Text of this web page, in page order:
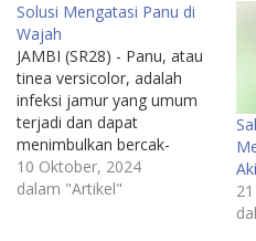
Solusi Mengatasi Panu di
Wajah
JAMBI (SR28) - Panu, atau
tinea versicolor, adalah
infeksi jamur yang umum
terjadi dan dapat
menimbulkan bercak-
bercak putih atau coklat
pada kulit, termasuk di area
10 Oktober, 2024
dalam "Artikel"